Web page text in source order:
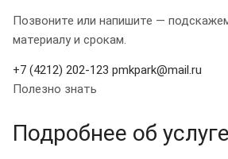
Позвоните или напишите —
материалу и срокам.
+7 (4212) 202-123 pmkpark@mail.ru
Полезно знать
Подробнее об услуге